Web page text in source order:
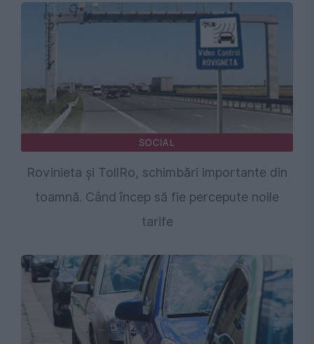
SOCIAL
Rovinieta și TollRo, schimbări importante din
toamnă. Când încep să fie percepute noile
tarife